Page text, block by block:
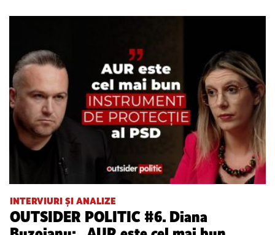
INTERVIURI ȘI ANALIZE
OUTSIDER POLITIC #6. Diana